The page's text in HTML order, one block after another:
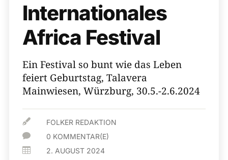
Internationales
Africa Festival
Ein Festival so bunt wie das Leben
feiert Geburtstag, Talavera
Mainwiesen, Würzburg, 30.5.-2.6.2024
 FOLKER REDAKTION
 0 KOMMENTAR(E)
 2. AUGUST 2024